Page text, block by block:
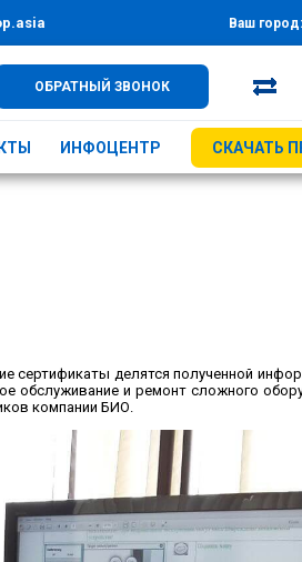
Ваш город:
ОБРАТНЫЙ ЗВОНОК
ИНФОЦЕНТР СКАЧАТЬ
сертификаты делятся полученной
обслуживание и ремонт сложного
компании БИО.